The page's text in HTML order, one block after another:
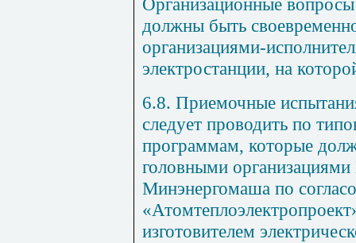
Организационные
должны быть
организациями-
электростанции, на
6.8. Приемочные
следует проводить по
программам, которые
головными
Минэнергомаша по
изготовителем